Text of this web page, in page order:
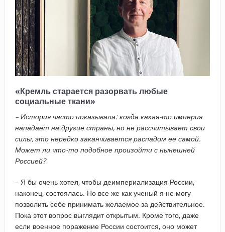
«Кремль старается разорвать любые
социальные ткани»
– История часто показывала: когда какая-то империя
нападает на другие страны, но не рассчитывает свои
силы, это нередко заканчивается распадом ее самой.
Может ли что-то подобное произойти с нынешней
Россией?
– Я бы очень хотел, чтобы деимпериализация России,
наконец, состоялась. Но все же как ученый я не могу
позволить себе принимать желаемое за действительное.
Пока этот вопрос выглядит открытым. Кроме того, даже
если военное поражение России состоится, оно может